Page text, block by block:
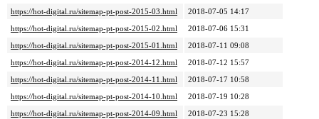
https://hot-digital.ru/sitemap-pt-post-2015-03.html
2018-07-05 14:17
https://hot-digital.ru/sitemap-pt-post-2015-02.html
2018-07-06 15:31
https://hot-digital.ru/sitemap-pt-post-2015-01.html
2018-07-11 09:08
https://hot-digital.ru/sitemap-pt-post-2014-12.html
2018-07-12 15:57
https://hot-digital.ru/sitemap-pt-post-2014-11.html
2018-07-17 10:58
https://hot-digital.ru/sitemap-pt-post-2014-10.html
2018-07-19 10:28
https://hot-digital.ru/sitemap-pt-post-2014-09.html
2018-07-23 15:28